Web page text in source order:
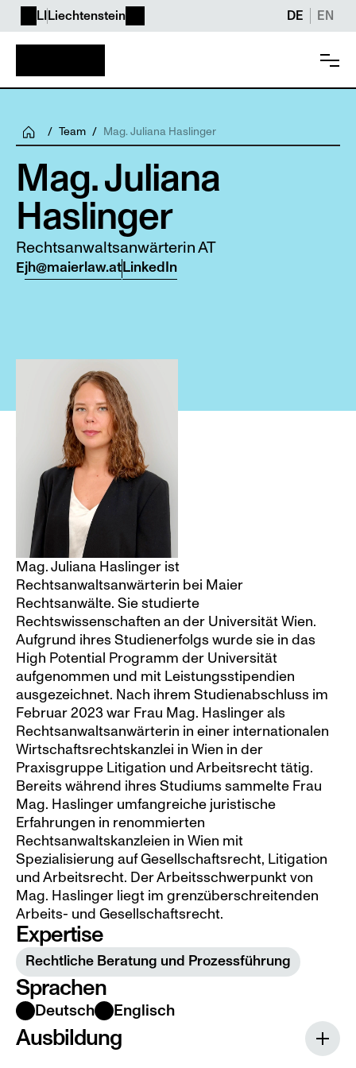
LI Liechtenstein DE EN
/ Team / Mag. Juliana Haslinger
Mag. Juliana
Haslinger
Rechtsanwaltsanwärterin AT
Ejh@maierlaw.at LinkedIn
Mag. Juliana Haslinger ist
Rechtsanwaltsanwärterin bei Maier
Rechtsanwälte. Sie studierte
Rechtswissenschaften an der Universität Wien.
Aufgrund ihres Studienerfolgs wurde sie in das
High Potential Programm der Universität
aufgenommen und mit Leistungsstipendien
ausgezeichnet. Nach ihrem Studienabschluss im
Februar 2023 war Frau Mag. Haslinger als
Rechtsanwaltsanwärterin in einer internationalen
Wirtschaftsrechtskanzlei in Wien in der
Praxisgruppe Litigation und Arbeitsrecht tätig.
Bereits während ihres Studiums sammelte Frau
Mag. Haslinger umfangreiche juristische
Erfahrungen in renommierten
Rechtsanwaltskanzleien in Wien mit
Spezialisierung auf Gesellschaftsrecht, Litigation
und Arbeitsrecht. Der Arbeitsschwerpunkt von
Mag. Haslinger liegt im grenzüberschreitenden
Arbeits- und Gesellschaftsrecht.
Expertise
Rechtliche Beratung und Prozessführung
Sprachen
Deutsch Englisch
Ausbildung